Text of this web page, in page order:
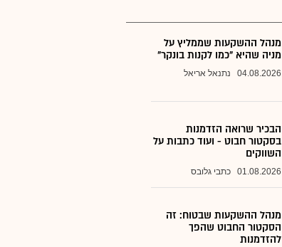
מנהל ההשקעות שממליץ על
מניה שהיא "כמו לקנות בונקר"
04.08.2026 נתנאל אריאל
הבכיר שרואה הזדמנות
בסקטור חבוט - ועוד כתבות על
השווקים
01.08.2026 כתבי גלובס
מנהל ההשקעות שבטוח: זה
הסקטור החבוט שהפך
להזדמנות